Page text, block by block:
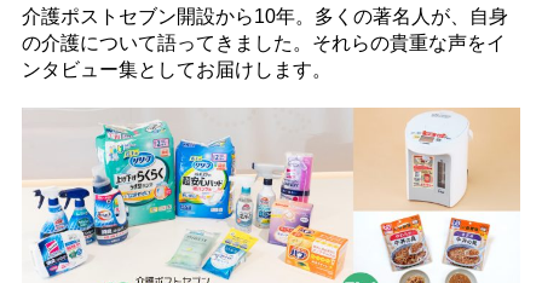
介護ポストセブン開設から10年。多くの著名人が、自身
の介護について語ってきました。それらの貴重な声をイ
ンタビュー集としてお届けします。